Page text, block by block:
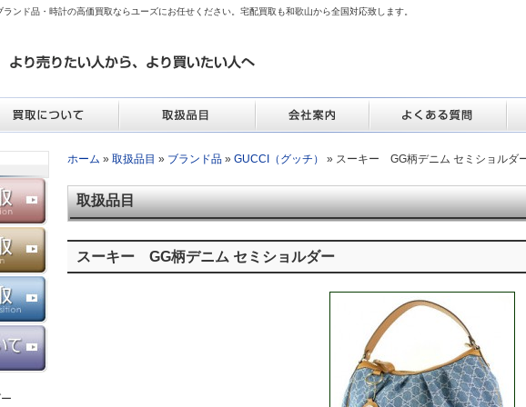
ンド品・時計の高価買取ならユーズにお任せください。宅配買取も和歌山から全国対応致します。
ホーム » 取扱品目 » ブランド品 » GUCCI（グッチ） » スーキー GG柄デニム セミショルダ
取扱品目
スーキー GG柄デニム セミショルダー